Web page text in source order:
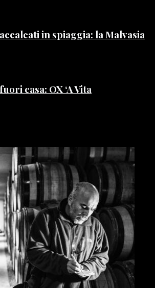
in spiaggia: la Malvasia
casa: OX ‘A Vita